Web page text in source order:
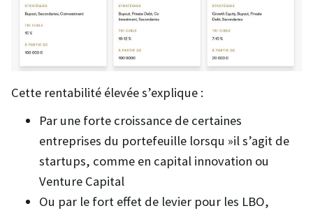
Cette rentabilité élevée s’explique :
Par une forte croissance de certaines
entreprises du portefeuille lorsqu »il s’agit de
startups, comme en capital innovation ou
Venture Capital
Ou par le fort effet de levier pour les LBO,